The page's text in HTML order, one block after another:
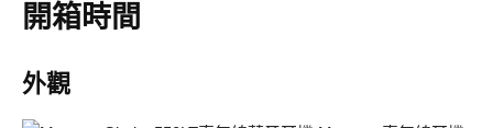
開箱時間
外觀